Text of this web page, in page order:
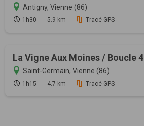
Antigny, Vienne (86)
1h30 5.9 km Tracé GPS
La Vigne Aux Moines / Boucle 4
Saint-Germain, Vienne (86)
1h15 4.7 km Tracé GPS